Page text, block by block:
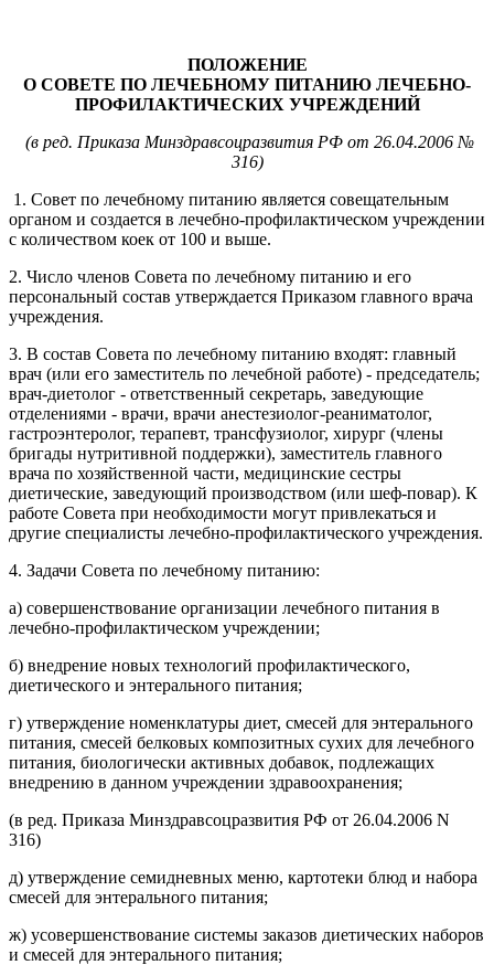
ПОЛОЖЕНИЕ
О СОВЕТЕ ПО ЛЕЧЕБНОМУ ПИТАНИЮ ЛЕЧЕБНО-
ПРОФИЛАКТИЧЕСКИХ УЧРЕЖДЕНИЙ
(в ред. Приказа Минздравсоцразвития РФ от 26.04.2006 №
316)
1. Совет по лечебному питанию является совещательным
органом и создается в лечебно-профилактическом учреждении
с количеством коек от 100 и выше.
2. Число членов Совета по лечебному питанию и его
персональный состав утверждается Приказом главного врача
учреждения.
3. В состав Совета по лечебному питанию входят: главный
врач (или его заместитель по лечебной работе) - председатель;
врач-диетолог - ответственный секретарь, заведующие
отделениями - врачи, врачи анестезиолог-реаниматолог,
гастроэнтеролог, терапевт, трансфузиолог, хирург (члены
бригады нутритивной поддержки), заместитель главного
врача по хозяйственной части, медицинские сестры
диетические, заведующий производством (или шеф-повар). К
работе Совета при необходимости могут привлекаться и
другие специалисты лечебно-профилактического учреждения.
4. Задачи Совета по лечебному питанию:
а) совершенствование организации лечебного питания в
лечебно-профилактическом учреждении;
б) внедрение новых технологий профилактического,
диетического и энтерального питания;
г) утверждение номенклатуры диет, смесей для энтерального
питания, смесей белковых композитных сухих для лечебного
питания, биологически активных добавок, подлежащих
внедрению в данном учреждении здравоохранения;
(в ред. Приказа Минздравсоцразвития РФ от 26.04.2006 N
316)
д) утверждение семидневных меню, картотеки блюд и набора
смесей для энтерального питания;
ж) усовершенствование системы заказов диетических наборов
и смесей для энтерального питания;